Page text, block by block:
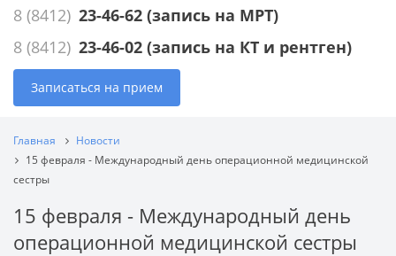
8 (8412) 23-46-62 (запись на МРТ)
8 (8412) 23-46-02 (запись на КТ и рентген)
Записаться на прием
Главная
Новости
15 февраля - Международный день операционной медицинской
сестры
15 февраля - Международный день
операционной медицинской сестры